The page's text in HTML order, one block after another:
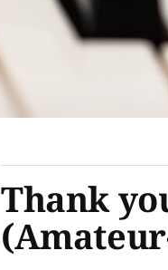
Thank